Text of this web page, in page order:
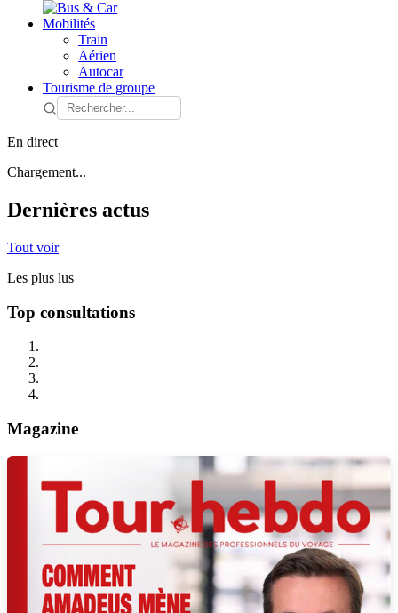
Mobilités
Train
Aérien
Autocar
Tourisme de groupe
En direct
Chargement...
Dernières actus
Tout voir
Les plus lus
Top consultations
Magazine